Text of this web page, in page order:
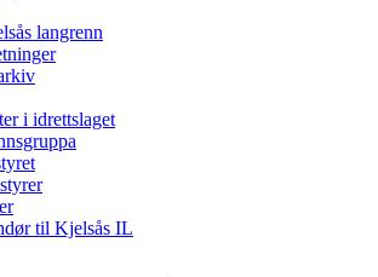
langrenn
i idrettslaget
til Kjelsås IL